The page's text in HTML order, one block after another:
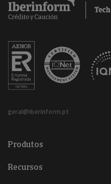
geral@iberinform.pt
Produtos
Recursos